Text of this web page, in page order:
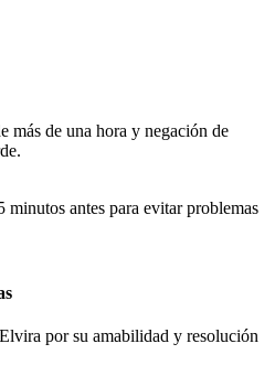
más de una hora y negación de
minutos antes para evitar problemas
por su amabilidad y resolución